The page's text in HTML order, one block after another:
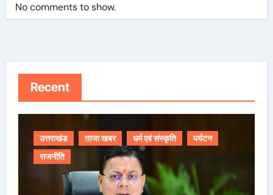
No comments to show.
Recent
उत्तराखंड ताजा खबर धर्म एवं संस्कृति
पर्यटन
राजनीति